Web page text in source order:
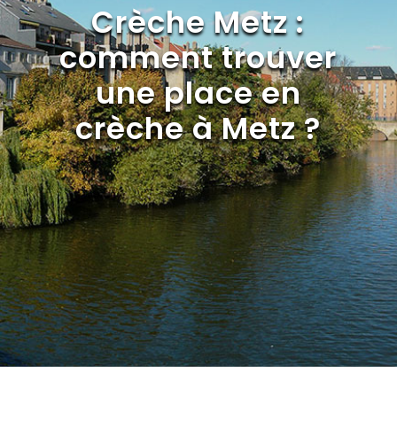
Crèche Metz :
comment trouver
une place en
crèche à Metz ?